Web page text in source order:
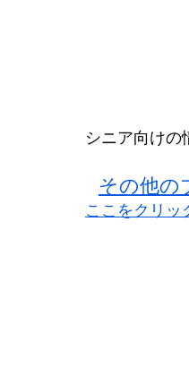
シニア向けの
その他の
ここをクリッ